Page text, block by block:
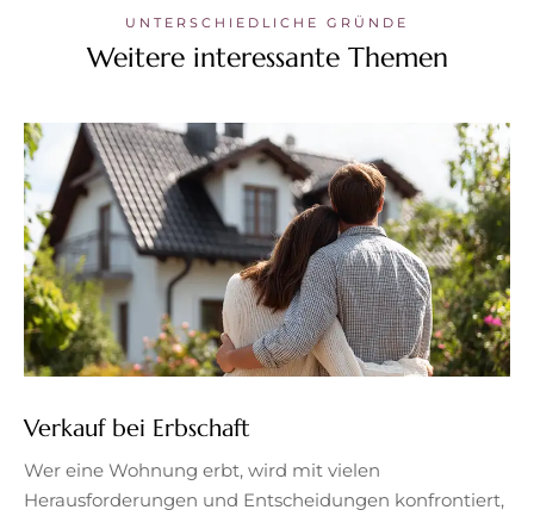
UNTERSCHIEDLICHE GRÜNDE
Weitere interessante Themen
Verkauf bei Erbschaft
Wer eine Wohnung erbt, wird mit vielen
Herausforderungen und Entscheidungen konfrontiert,